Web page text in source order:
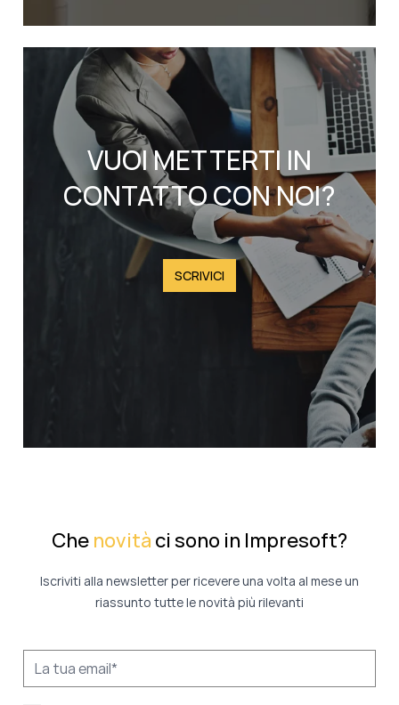
VUOI METTERTI IN
CONTATTO CON NOI?
SCRIVICI
Che novità ci sono in Impresoft?
Iscriviti alla newsletter per ricevere una volta al mese un
riassunto tutte le novità più rilevanti